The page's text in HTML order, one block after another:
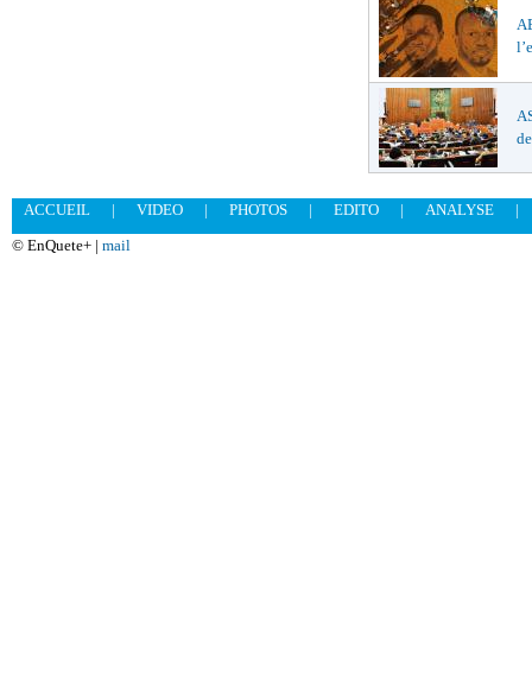
ACCUEIL | VIDEO | PHOTOS | EDITO | ANALYSE
|
© EnQuete+ | mail